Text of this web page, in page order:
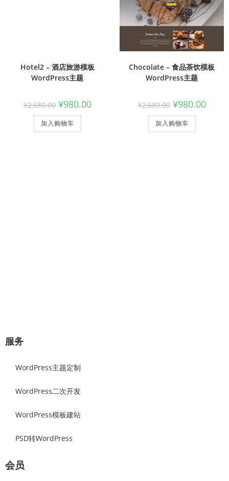
Hotel2 – 酒店旅游模板
WordPress主题
¥2,680.00 ¥980.00
加入购物车
Chocolate – 食品茶饮模板
WordPress主题
¥2,680.00 ¥980.00
加入购物车
服务
WordPress主题定制
WordPress二次开发
WordPress模板建站
PSD转WordPress
会员